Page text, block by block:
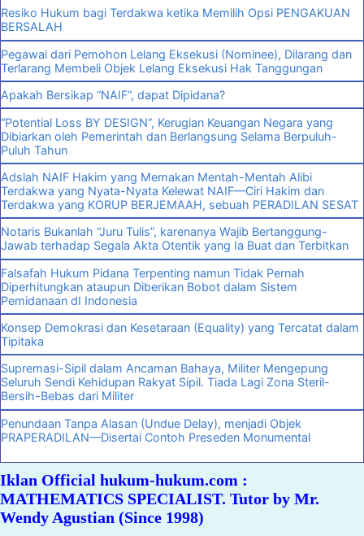
Resiko Hukum bagi Terdakwa ketika Memilih Opsi PENGAKUAN
BERSALAH
Pegawai dari Pemohon Lelang Eksekusi (Nominee), Dilarang dan
Terlarang Membeli Objek Lelang Eksekusi Hak Tanggungan
Apakah Bersikap “NAIF”, dapat Dipidana?
“Potential Loss BY DESIGN”, Kerugian Keuangan Negara yang
Dibiarkan oleh Pemerintah dan Berlangsung Selama Berpuluh-
Puluh Tahun
Adslah NAIF Hakim yang Memakan Mentah-Mentah Alibi
Terdakwa yang Nyata-Nyata Kelewat NAIF—Ciri Hakim dan
Terdakwa yang KORUP BERJEMAAH, sebuah PERADILAN SESAT
Notaris Bukanlah “Juru Tulis”, karenanya Wajib Bertanggung-
Jawab terhadap Segala Akta Otentik yang Ia Buat dan Terbitkan
Falsafah Hukum Pidana Terpenting namun Tidak Pernah
Diperhitungkan ataupun Diberikan Bobot dalam Sistem
Pemidanaan dI Indonesia
Konsep Demokrasi dan Kesetaraan (Equality) yang Tercatat dalam
Tipitaka
Supremasi-Sipil dalam Ancaman Bahaya, Militer Mengepung
Seluruh Sendi Kehidupan Rakyat Sipil. Tiada Lagi Zona Steril-
Bersih-Bebas dari Militer
Penundaan Tanpa Alasan (Undue Delay), menjadi Objek
PRAPERADILAN—Disertai Contoh Preseden Monumental
Iklan Official hukum-hukum.com :
MATHEMATICS SPECIALIST. Tutor by Mr.
Wendy Agustian (Since 1998)